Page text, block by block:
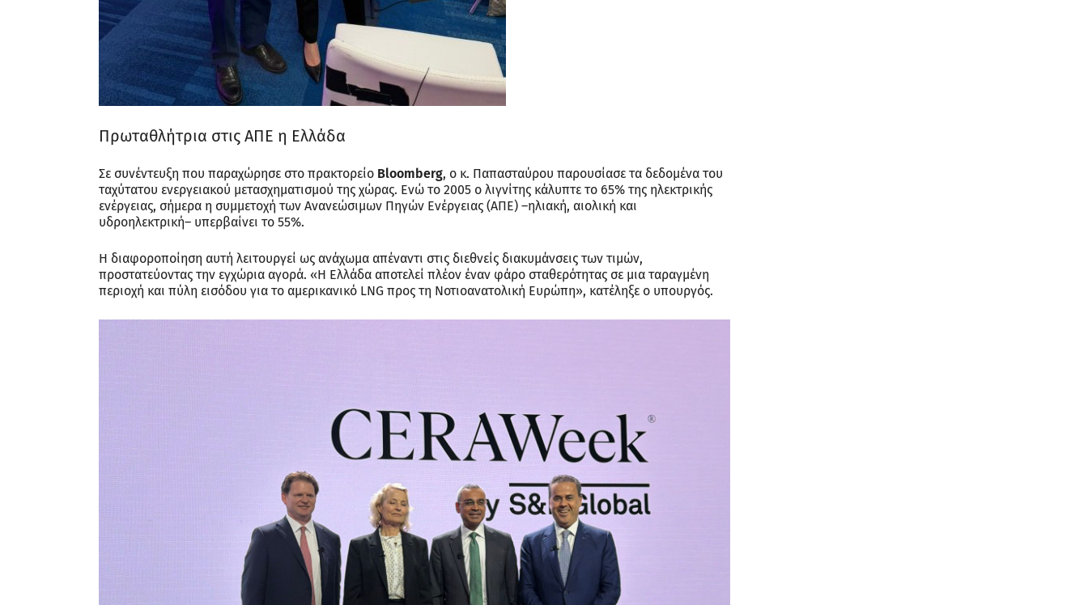
Πρωταθλήτρια στις ΑΠΕ η Ελλάδα
Σε συνέντευξη που παραχώρησε στο πρακτορείο Bloomberg, ο κ. Παπασταύρου παρουσίασε τα δεδομένα του
ταχύτατου ενεργειακού μετασχηματισμού της χώρας. Ενώ το 2005 ο λιγνίτης κάλυπτε το 65% της ηλεκτρικής
ενέργειας, σήμερα η συμμετοχή των Ανανεώσιμων Πηγών Ενέργειας (ΑΠΕ) –ηλιακή, αιολική και
υδροηλεκτρική– υπερβαίνει το 55%.
Η διαφοροποίηση αυτή λειτουργεί ως ανάχωμα απέναντι στις διεθνείς διακυμάνσεις των τιμών,
προστατεύοντας την εγχώρια αγορά. «Η Ελλάδα αποτελεί πλέον έναν φάρο σταθερότητας σε μια ταραγμένη
περιοχή και πύλη εισόδου για το αμερικανικό LNG προς τη Νοτιοανατολική Ευρώπη», κατέληξε ο υπουργός.